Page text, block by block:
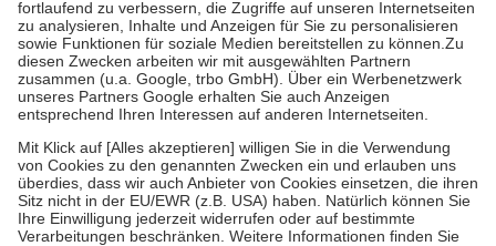
Diese Regeln gelten grundsätzlich auch für Online-Apotheken.
Bei Heilmitteln und häuslicher Krankenpflege beträgt die
Zuzahlung zehn Prozent der Kosten sowie zehn Euro je
Verordnung.
Um das Engagement der Versicherten für ihre eigene Gesundheit zu
stärken und die besondere Stellung der Familie zu unterstützen,
fallenkeine Zuzahlungenan bei:
• Kindern und Jugendlichen bis zum vollendeten 18. Lebensjahr
mit Ausnahme der Fahrkosten
• Untersuchungen zur Vorsorge und Früherkennung, die von der